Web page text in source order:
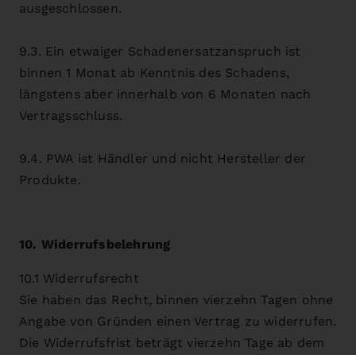
ausgeschlossen.
9.3. Ein etwaiger Schadenersatzanspruch ist
binnen 1 Monat ab Kenntnis des Schadens,
längstens aber innerhalb von 6 Monaten nach
Vertragsschluss.
9.4. PWA ist Händler und nicht Hersteller der
Produkte.
10. Widerrufsbelehrung
10.1 Widerrufsrecht
Sie haben das Recht, binnen vierzehn Tagen ohne
Angabe von Gründen einen Vertrag zu widerrufen.
Die Widerrufsfrist beträgt vierzehn Tage ab dem